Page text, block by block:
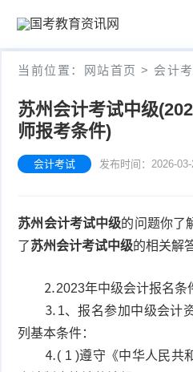
页
公
当前位置： 网站首页 > 会计
苏州会计考试中级
师报考条件)
会计考试 发布时间：2026-
苏州会计考试中级的问题你了
了苏州会计考试中级的相关解
⒉2023年中级会计报名条件
⒊1、报名参加中级会计资
列基本条件：
⒋( 1 )遵守《中华人民共和